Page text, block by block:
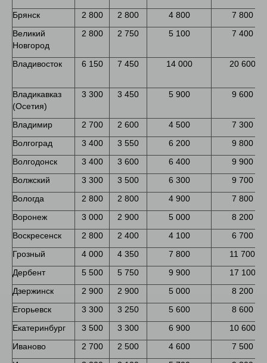
Брянск 2 800 2 800 4 800
7 800
Великий
Новгород
2 800 2 750 5 100 7 400
Владивосток 6 150 7 450 14 000 20 600
Владикавказ
(Осетия)
3 300 3 450 5 900 9 600
Владимир 2 700 2 600 4 500
7 300
Волгоград
3 400 3 550 6 200
9 800
Волгодонск
3 400 3 600 6 400
9 900
Волжский
3 300 3 500 6 300
9 700
Вологда
2 800 2 800 4 900
7 800
Воронеж
3 000 2 900 5 000
8 200
Воскресенск
2 800 2 400 4 100
6 700
Грозный
4 000 4 350 7 800
11 700
Дербент
5 500 5 750 9 900
17 100
Дзержинск
2 900 2 900 5 000
8 200
Егорьевск
3 300 3 250 5 600
8 600
Екатеринбург
3 500 3 300 6 900
10 600
Иваново
2 700 2 500 4 600
7 500